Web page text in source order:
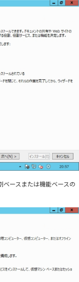
ースまたは機能ベースの